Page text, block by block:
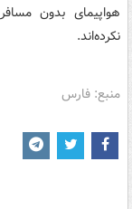
هواپیمای بدون
نکرده‌اند.
منبع: فارس